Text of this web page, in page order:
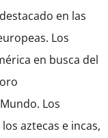
en las
Los
en busca del
Los
aztecas e incas,